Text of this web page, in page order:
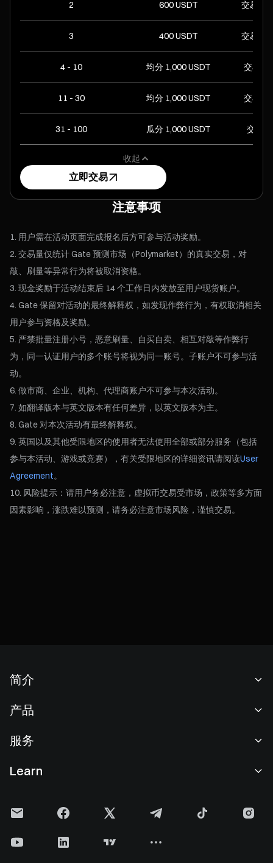
2 600 USDT 交易量
3 400 USDT 交易量
4 - 10 均分 1,000 USDT 交易量
11 - 30 均分 1,000 USDT 交易量
31 - 100 瓜分 1,000 USDT 交易
收起
立即交易
注意事项
用户需在活动页面完成报名后方可参与活动奖励。
交易量仅统计 Gate 预测市场（Polymarket）的真实交易，对
敲、刷量等异常行为将被取消资格。
现金奖励于活动结束后 14 个工作日内发放至用户现货账户。
Gate 保留对活动的最终解释权，如发现作弊行为，有权取消相关
用户参与资格及奖励。
严禁批量注册小号，恶意刷量、自买自卖、相互对敲等作弊行
为，同一认证用户的多个账号将视为同一账号。子账户不可参与活
动。
做市商、企业、机构、代理商账户不可参与本次活动。
如翻译版本与英文版本有任何差异，以英文版本为主。
Gate 对本次活动有最终解释权。
英国以及其他受限地区的使用者无法使用全部或部分服务（包括
参与本活动、游戏或竞赛），有关受限地区的详细资讯请阅读User
Agreement。
风险提示：请用户务必注意，虚拟币交易受市场，政策等多方面
因素影响，涨跌难以预测，请务必注意市场风险，谨慎交易。
简介
新闻中心
Cookie 政策
产品
现货交易
理财中心
服务
费率标准
Learn
Gate 快讯